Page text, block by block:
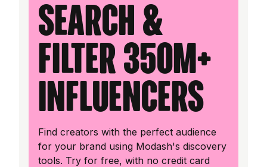
Search &
filter 350M+
influencers
Find creators with the perfect audience
for your brand using Modash's discovery
tools. Try for free, with no credit card